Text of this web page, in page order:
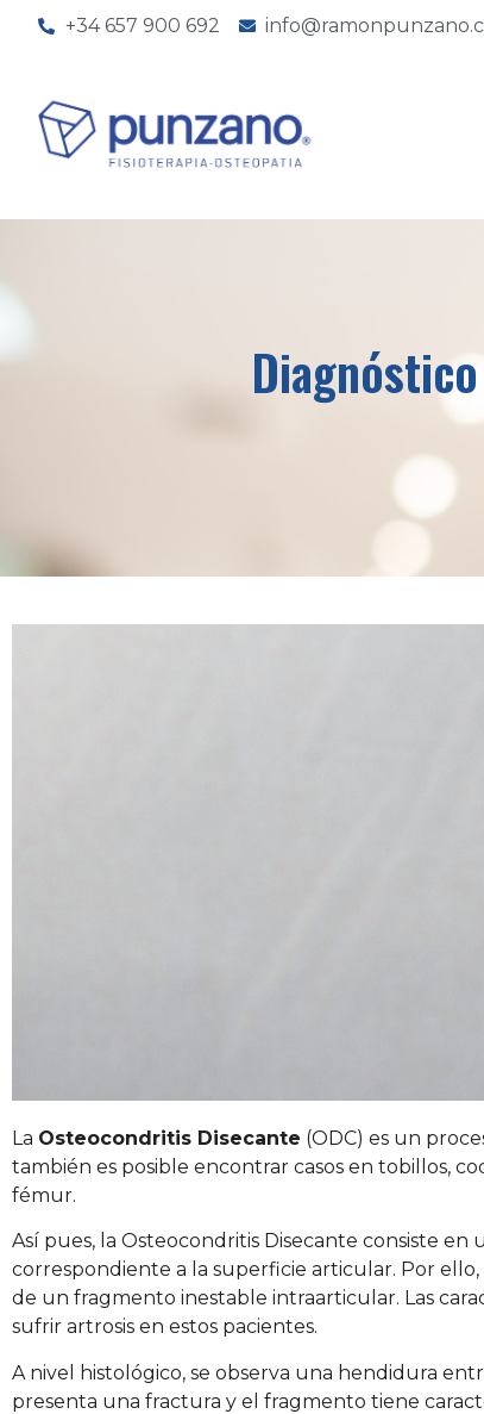
+34 657 900 692
La Osteocondritis Disecante (ODC) es un
también es posible encontrar casos en tobillos,
fémur.
Así pues, la Osteocondritis Disecante consiste en
correspondiente a la superficie articular. Por
de un fragmento inestable intraarticular. Las
sufrir artrosis en estos pacientes.
A nivel histológico, se observa una hendidura
presenta una fractura y el fragmento tiene